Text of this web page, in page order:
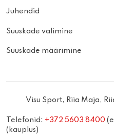
Juhendid
Suuskade valimine
Suuskade määrimine
Visu Sport, Riia Maja,
Telefonid: +372 5603 8400
(kauplus)